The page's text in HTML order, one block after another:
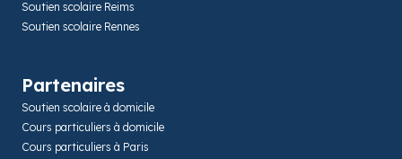
Soutien scolaire Reims
Soutien scolaire Rennes
Partenaires
Soutien scolaire à domicile
Cours particuliers à domicile
Cours particuliers à Paris